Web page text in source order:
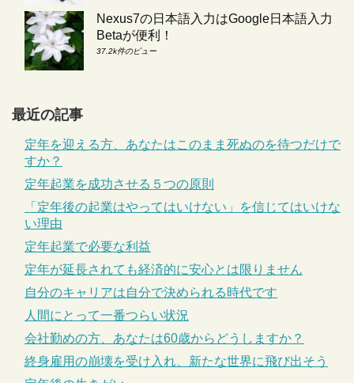
Nexus7の日本語入力はGoogle日本語入力
Betaが便利！
37.2k件のビュー
最近の記事
定年を迎える方、あなたはこのまま死ぬのを待つだけで
すか？
定年起業を成功させる５つの原則
「定年後の起業はやってはいけない」を信じてはいけな
い理由
定年起業で必要な利益
定年が延長されても経済的に安心とは限りません
自分のキャリアは自分で決められる時代です
人間にとって一番つらい状況
会社勤めの方、あなたは60歳からどうしますか？
終身雇用の崩壊を受け入れ、新たな世界に飛び出そう